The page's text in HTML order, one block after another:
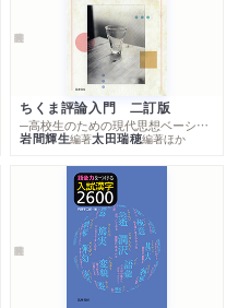
ちくま評論入門 二訂版
─高校生のための現代思想ベーシック
岩間輝生編著太田瑞穂編著ほか